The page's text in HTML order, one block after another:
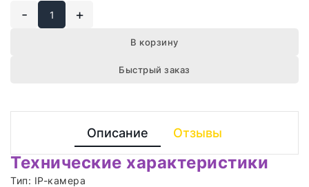
-
+
В корзину
Быстрый заказ
Описание Отзывы
Технические характеристики
Тип: IP-камера